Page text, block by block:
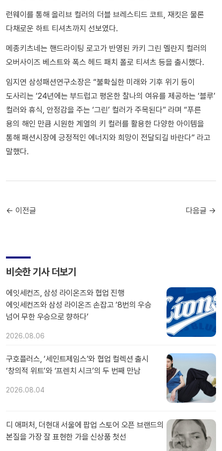
런웨이를 통해 올리브 컬러의 더블 브레스티드 코트, 재킷은 물론
다채로운 하트 티셔츠까지 선보였다.
메종키츠네는 핸드라이팅 로고가 반영된 카키 그린 멜란지 컬러의
오버사이즈 베스트와 폭스 헤드 패치 폴로 티셔츠 등을 출시했다.
임지연 삼성패션연구소장은 “불확실한 미래와 기후 위기 등이
도사리는 ‘24년에는 부드럽고 평온한 찰나의 여유를 제공하는 ‘블루’
컬러와 휴식, 안정감을 주는 ‘그린’ 컬러가 주목된다” 라며 “푸른
용의 해인 만큼 시원한 계열의 키 컬러를 활용한 다양한 아이템을
통해 패션시장에 긍정적인 에너지와 희망이 전달되길 바란다” 라고
말했다.
← 이전글 다음글 →
비슷한 기사 더보기
에잇세컨즈, 삼성 라이온즈와 협업 진행
에잇세컨즈와 삼성 라이온즈 손잡고 ‘8번의 우승
넘어 무한 우승으로 향하다’
2026.08.06
구호플러스, ‘세인트제임스’와 협업 컬렉션 출시
‘창의적 위트’와 ‘프렌치 시크’의 두 번째 만남
2026.08.04
디 애퍼처, 더현대 서울에 팝업 스토어 오픈 브랜드의
본질을 가장 잘 표현한 가을 신상품 첫선